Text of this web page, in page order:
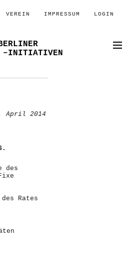
VEREIN IMPRESSUM LOGIN
–INITIATIVEN
April 2014
des
Rates